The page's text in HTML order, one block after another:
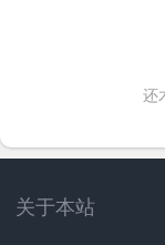
还
关于本站